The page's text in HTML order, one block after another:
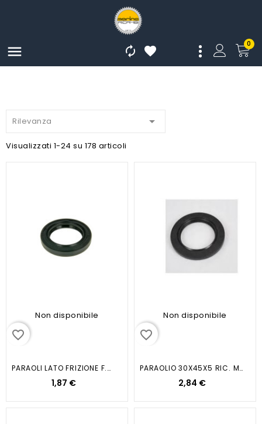
 0


Rilevanza 
Visualizzati 1-24 su 178 articoli
Non disponibile
favorite_border
PARAOLI LATO FRIZIONE F.MORINI
1,87 €
Non disponibile
favorite_border
PARAOLIO 30X45X5 RIC. MOTORE...
2,84 €